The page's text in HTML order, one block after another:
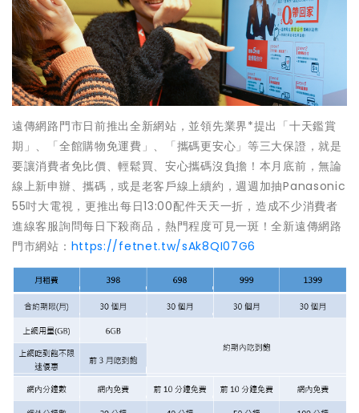
遠傳網路門市日前推出全新網站，並領先業界*提出「十天鑑賞
期」、「全館購物免運費」、「攜碼更安心」等三大保證，就是
要讓消費者免比價、輕鬆買、安心攜碼沒負擔！本月底前，無論
線上新申辦、攜碼，或是老客戶線上續約，週週加抽Panasonic
55吋大電視，更推出每日13:00配件天天一折，造成不少消費者
進線客服詢問每日下殺商品，熱門程度可見一斑！全新遠傳網路
門市網站： https://fetnet.tw/sAk8QI07G6